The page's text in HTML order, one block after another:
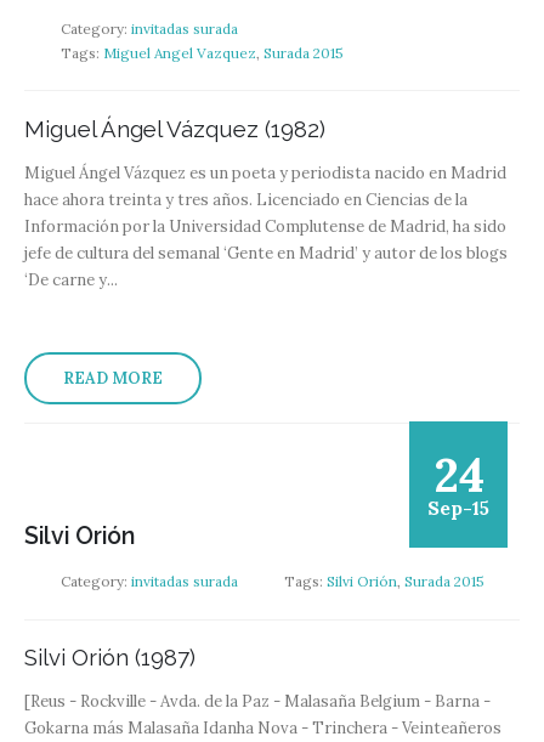
Category: invitadas surada
Tags: Miguel Angel Vazquez, Surada 2015
Miguel Ángel Vázquez (1982)
Miguel Ángel Vázquez es un poeta y periodista nacido en Madrid
hace ahora treinta y tres años. Licenciado en Ciencias de la
Información por la Universidad Complutense de Madrid, ha sido
jefe de cultura del semanal ‘Gente en Madrid’ y autor de los blogs
‘De carne y...
READ MORE
24
Sep-15
Silvi Orión
Category: invitadas surada Tags: Silvi Orión, Surada 2015
Silvi Orión (1987)
[Reus - Rockville - Avda. de la Paz - Malasaña Belgium - Barna -
Gokarna más Malasaña Idanha Nova - Trinchera - Veinteañeros